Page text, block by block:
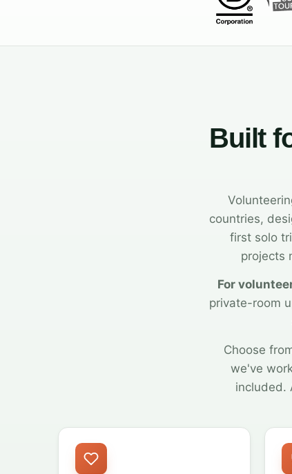
Built
countries,
first solo
projects
For
private-room
Choose
we've
included.